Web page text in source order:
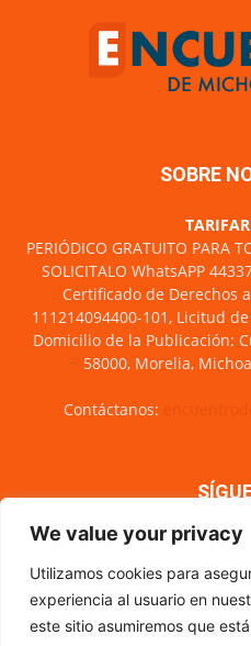
We value your privacy
Utilizamos cookies para
experiencia al usuario en
este sitio asumiremos que
SOBRE
PERIÓDICO GRATUITO PARA
SOLICITALO WhatsAPP
Certificado de Derechos
111214094400-101, Licitud
Domicilio de la Publicación:
58000, Morelia,
Contáctanos:
Nosotros